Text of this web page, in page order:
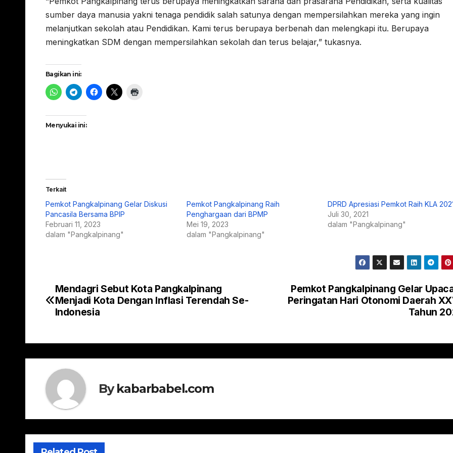
sumber daya manusia yakni tenaga pendidik salah satunya dengan mempersilahkan mereka yang ingin
melanjutkan sekolah atau Pendidikan. Kami terus berupaya berbenah dan melengkapi itu. Berupaya
meningkatkan SDM dengan mempersilahkan sekolah dan terus belajar,” tukasnya.
Bagikan ini:
Menyukai ini:
Terkait
Pemkot Pangkalpinang Gelar Diskusi
Pancasila Bersama BPIP
Februari 11, 2023
dalam "Pangkalpinang"
Pemkot Pangkalpinang Raih
Penghargaan dari BPMP
Mei 19, 2023
dalam "Pangkalpinang"
DPRD Apresiasi Pemkot Raih KLA
Juli 30, 2021
dalam "Pangkalpinang"
Navigasi
pos
Pemkot Pangkalpinang Gelar
Peringatan Hari Otonomi Daerah
Tahun
Mendagri Sebut Kota Pangkalpinang
Menjadi Kota Dengan Inflasi Terendah Se-
Indonesia
Bykabarbabel.com